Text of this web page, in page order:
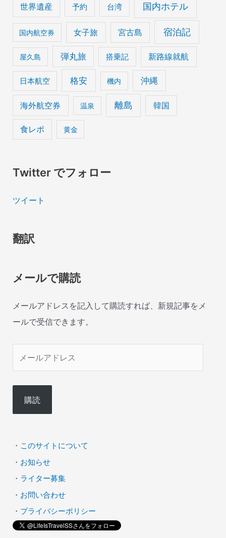
世界遺産 予約 台湾 国内ホテル
国内航空券 女子旅 宮古島 宿泊記
屋久島 弾丸旅 搭乗記 新路線就航
日本航空 格安 機内 沖縄
海外航空券 温泉 離島 韓国
食レポ 黄金
Twitter でフォロー
ツイート
翻訳
メールで購読
メールアドレスを記入して購読すれば、新規記事をメ
ールで受信できます。
ル
ド
ス
購読
・ このサイトについて
・ お知らせ
・ ライター募集
・ お問い合わせ
・ プライバシーポリシー